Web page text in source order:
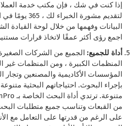
إذا كنت في شك ، فإن مكتب خدمة العملاء
لتقديم مشورة
البيانات وفهمها من خلال لوحة القيادة
اجمع رؤى أكثر عمقًا لاتخاذ قرارات
أداة للجميع: الجميع من الشركات
المنظمات الكبيرة ، ومن المنظمات غير
المؤسسات الأكاديمية والمصنعين وتجار
بإجراء البحوث. احتياجاتهم البحثية
من القبعات وتناسب جميع متطلبات
على الرغم من قدرتها على التعامل مع